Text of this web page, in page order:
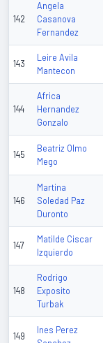
142
Angela
Casanova
Fernandez
143
Leire Avila
Mantecon
144
Africa
Hernandez
Gonzalo
145
Beatriz Olmo
Mego
146
Martina
Soledad Paz
Duronto
147
Matilde Ciscar
Izquierdo
148
Rodrigo
Exposito
Turbak
149
Ines Perez